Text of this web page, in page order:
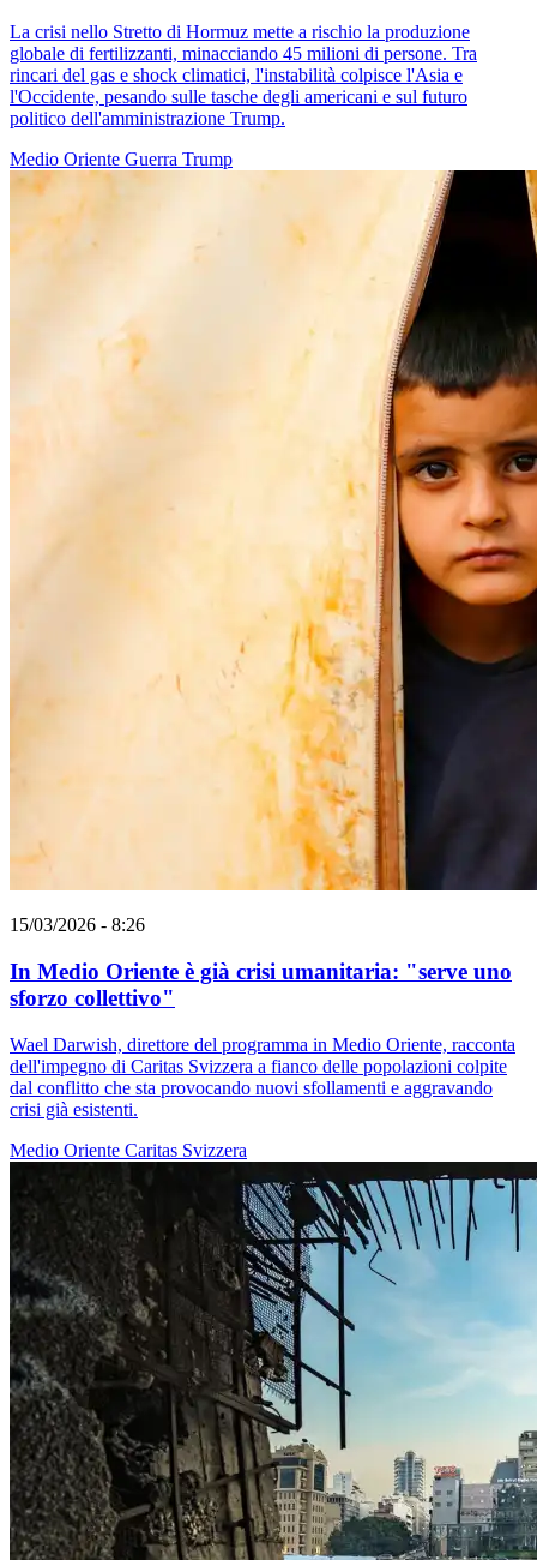
La crisi nello Stretto di Hormuz mette a rischio la produzione
globale di fertilizzanti, minacciando 45 milioni di persone. Tra
rincari del gas e shock climatici, l'instabilità colpisce l'Asia e
l'Occidente, pesando sulle tasche degli americani e sul futuro
politico dell'amministrazione Trump.
Medio Oriente Guerra Trump
15/03/2026 - 8:26
In Medio Oriente è già crisi umanitaria: "serve uno
sforzo collettivo"
Wael Darwish, direttore del programma in Medio Oriente, racconta
dell'impegno di Caritas Svizzera a fianco delle popolazioni colpite
dal conflitto che sta provocando nuovi sfollamenti e aggravando
crisi già esistenti.
Medio Oriente Caritas Svizzera